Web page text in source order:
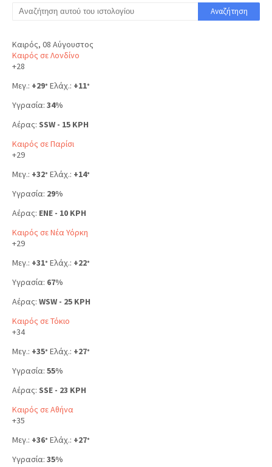
Καιρός, 08 Αύγουστος
Καιρός σε Λονδίνο
+28
Μεγ.: +29° Ελάχ.: +11°
Υγρασία: 34%
Αέρας: SSW - 15 KPH
Καιρός σε Παρίσι
+29
Μεγ.: +32° Ελάχ.: +14°
Υγρασία: 29%
Αέρας: ENE - 10 KPH
Καιρός σε Νέα Υόρκη
+29
Μεγ.: +31° Ελάχ.: +22°
Υγρασία: 67%
Αέρας: WSW - 25 KPH
Καιρός σε Τόκιο
+34
Μεγ.: +35° Ελάχ.: +27°
Υγρασία: 55%
Αέρας: SSE - 23 KPH
Καιρός σε Αθήνα
+35
Μεγ.: +36° Ελάχ.: +27°
Υγρασία: 35%